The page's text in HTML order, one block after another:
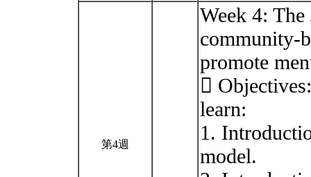
第4週
Week 4:
community-
promote

learn:
1.
model.